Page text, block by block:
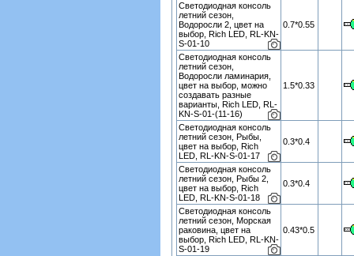
Светодиодная консоль
летний сезон,
Водоросли 2, цвет на
выбор, Rich LED, RL-KN-
S-01-10
0.7*0.55
Светодиодная консоль
летний сезон,
Водоросли ламинария,
цвет на выбор, можно
создавать разные
варианты, Rich LED, RL-
KN-S-01-(11-16)
1.5*0.33
Светодиодная консоль
летний сезон, Рыбы,
цвет на выбор, Rich
LED, RL-KN-S-01-17
0.3*0.4
Светодиодная консоль
летний сезон, Рыбы 2,
цвет на выбор, Rich
LED, RL-KN-S-01-18
0.3*0.4
Светодиодная консоль
летний сезон, Морская
раковина, цвет на
выбор, Rich LED, RL-KN-
S-01-19
0.43*0.5